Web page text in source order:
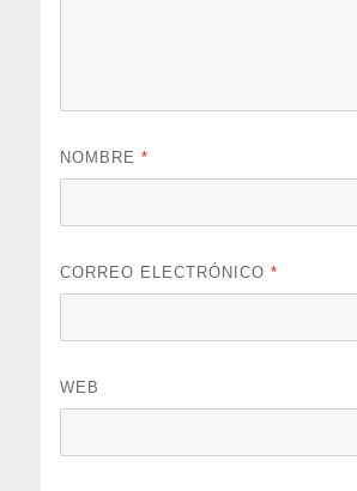
NOMBRE*
CORREO ELECTRÓNICO*
WEB